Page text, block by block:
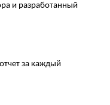
и разработанный
за каждый